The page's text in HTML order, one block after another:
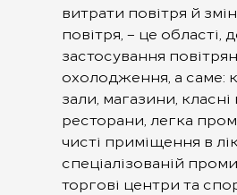
витрати повітря й
повітря, – це області,
застосування
охолодження, а саме:
зали, магазини, класні
ресторани, легка
чисті приміщення в
спеціалізованій
торгові центри та